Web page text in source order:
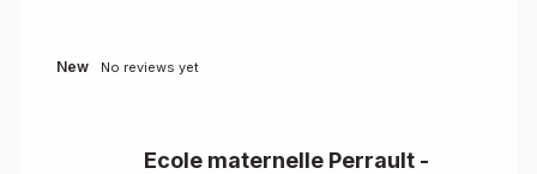
New No reviews yet
Ecole maternelle Perrault -